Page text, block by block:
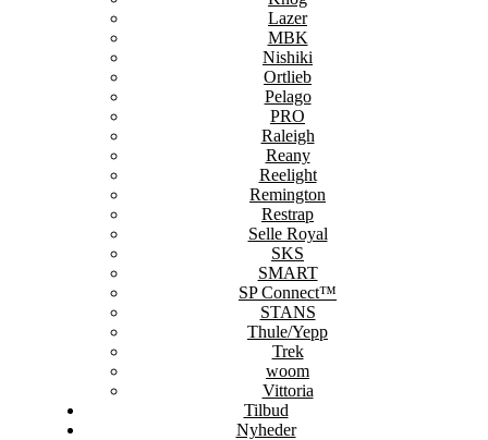
Lazer
MBK
Nishiki
Ortlieb
Pelago
PRO
Raleigh
Reany
Reelight
Remington
Restrap
Selle Royal
SKS
SMART
SP Connect™
STANS
Thule/Yepp
Trek
woom
Vittoria
Tilbud
Nyheder